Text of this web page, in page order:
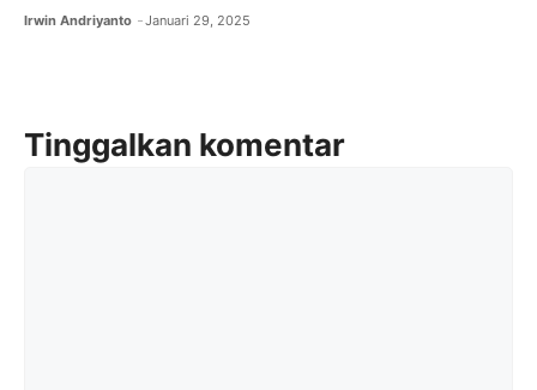
Irwin Andriyanto Januari 29, 2025
Tinggalkan komentar